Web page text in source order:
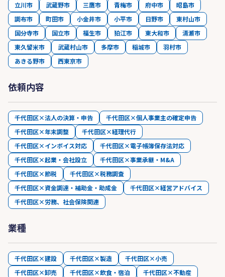
立川市
武蔵野市 三鷹市 青梅市 府中市
昭島市
調布市
町田市 小金井市 小平市 日野市
東村山市
国分寺市
国立市 福生市 狛江市 東大和市
清瀬市
東久留米市
武蔵村山市 多摩市 稲城市
羽村市
あきる野市
西東京市
依頼内容
千代田区×法人の決算・申告
千代田区×個人事業主の確定申告
千代田区×年末調整
千代田区×経理代行
千代田区×インボイス対応
千代田区×電子帳簿保存法対応
千代田区×起業・会社設立
千代田区×事業承継・M&A
千代田区×節税
千代田区×税務調査
千代田区×資金調達・補助金・助成金
千代田区×経営アドバイス
千代田区×労務、社会保険関連
業種
千代田区×建設 千代田区×製造
千代田区×小売
千代田区×卸売
千代田区×飲食・宿泊
千代田区×不動産